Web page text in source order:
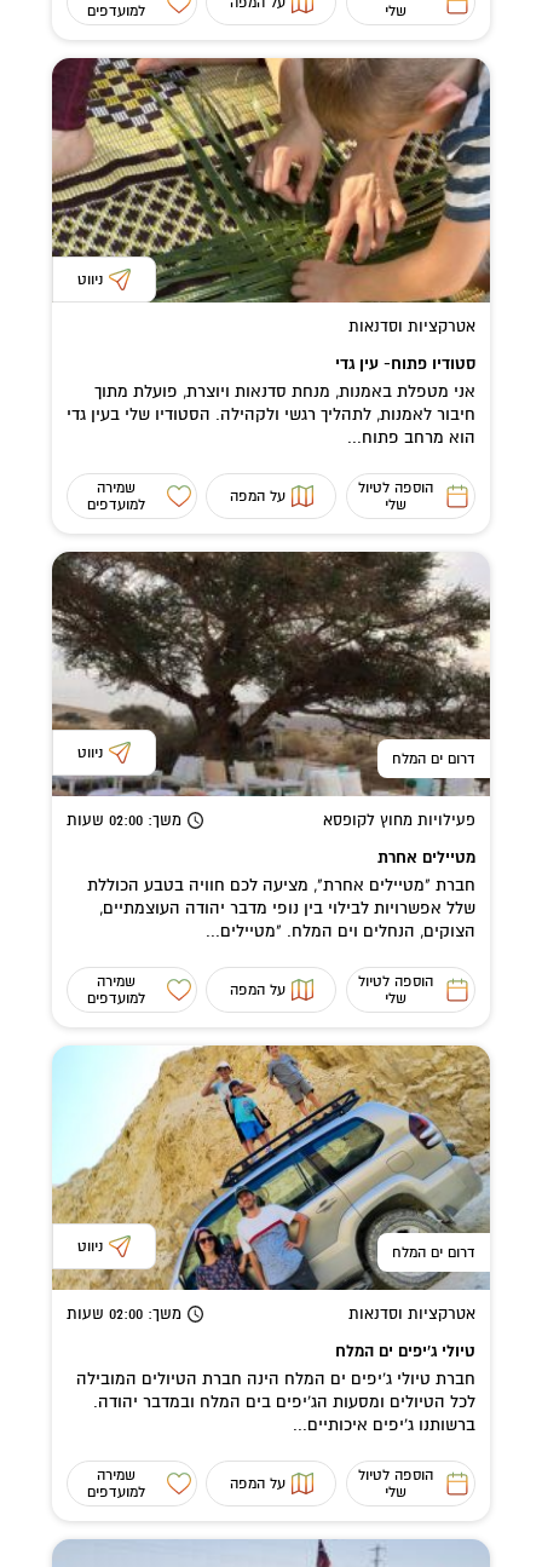
שלי
למועדפים
ניווט
אטרקציות וסדנאות
סטודיו פתוח- עין גדי
אני מטפלת באמנות, מנחת סדנאות ויוצרת, פועלת מתוך
חיבור לאמנות, לתהליך רגשי ולקהילה. הסטודיו שלי בעין גדי
הוא מרחב פתוח...
הוספה לטיול
שלי
על המפה
שמירה
למועדפים
דרום ים המלח ניווט
פעילויות מחוץ לקופסא משך: 02:00 שעות
מטיילים אחרת
חברת "מטיילים אחרת", מציעה לכם חוויה בטבע הכוללת
שלל אפשרויות לבילוי בין נופי מדבר יהודה העוצמתיים,
הצוקים, הנחלים וים המלח. "מטיילים...
הוספה לטיול
שלי
על המפה
שמירה
למועדפים
דרום ים המלח ניווט
אטרקציות וסדנאות משך: 02:00 שעות
טיולי ג'יפים ים המלח
חברת טיולי ג'יפים ים המלח הינה חברת הטיולים המובילה
לכל הטיולים ומסעות הג'יפים בים המלח ובמדבר יהודה.
ברשותנו ג'יפים איכותיים...
הוספה לטיול
שלי
על המפה
שמירה
למועדפים